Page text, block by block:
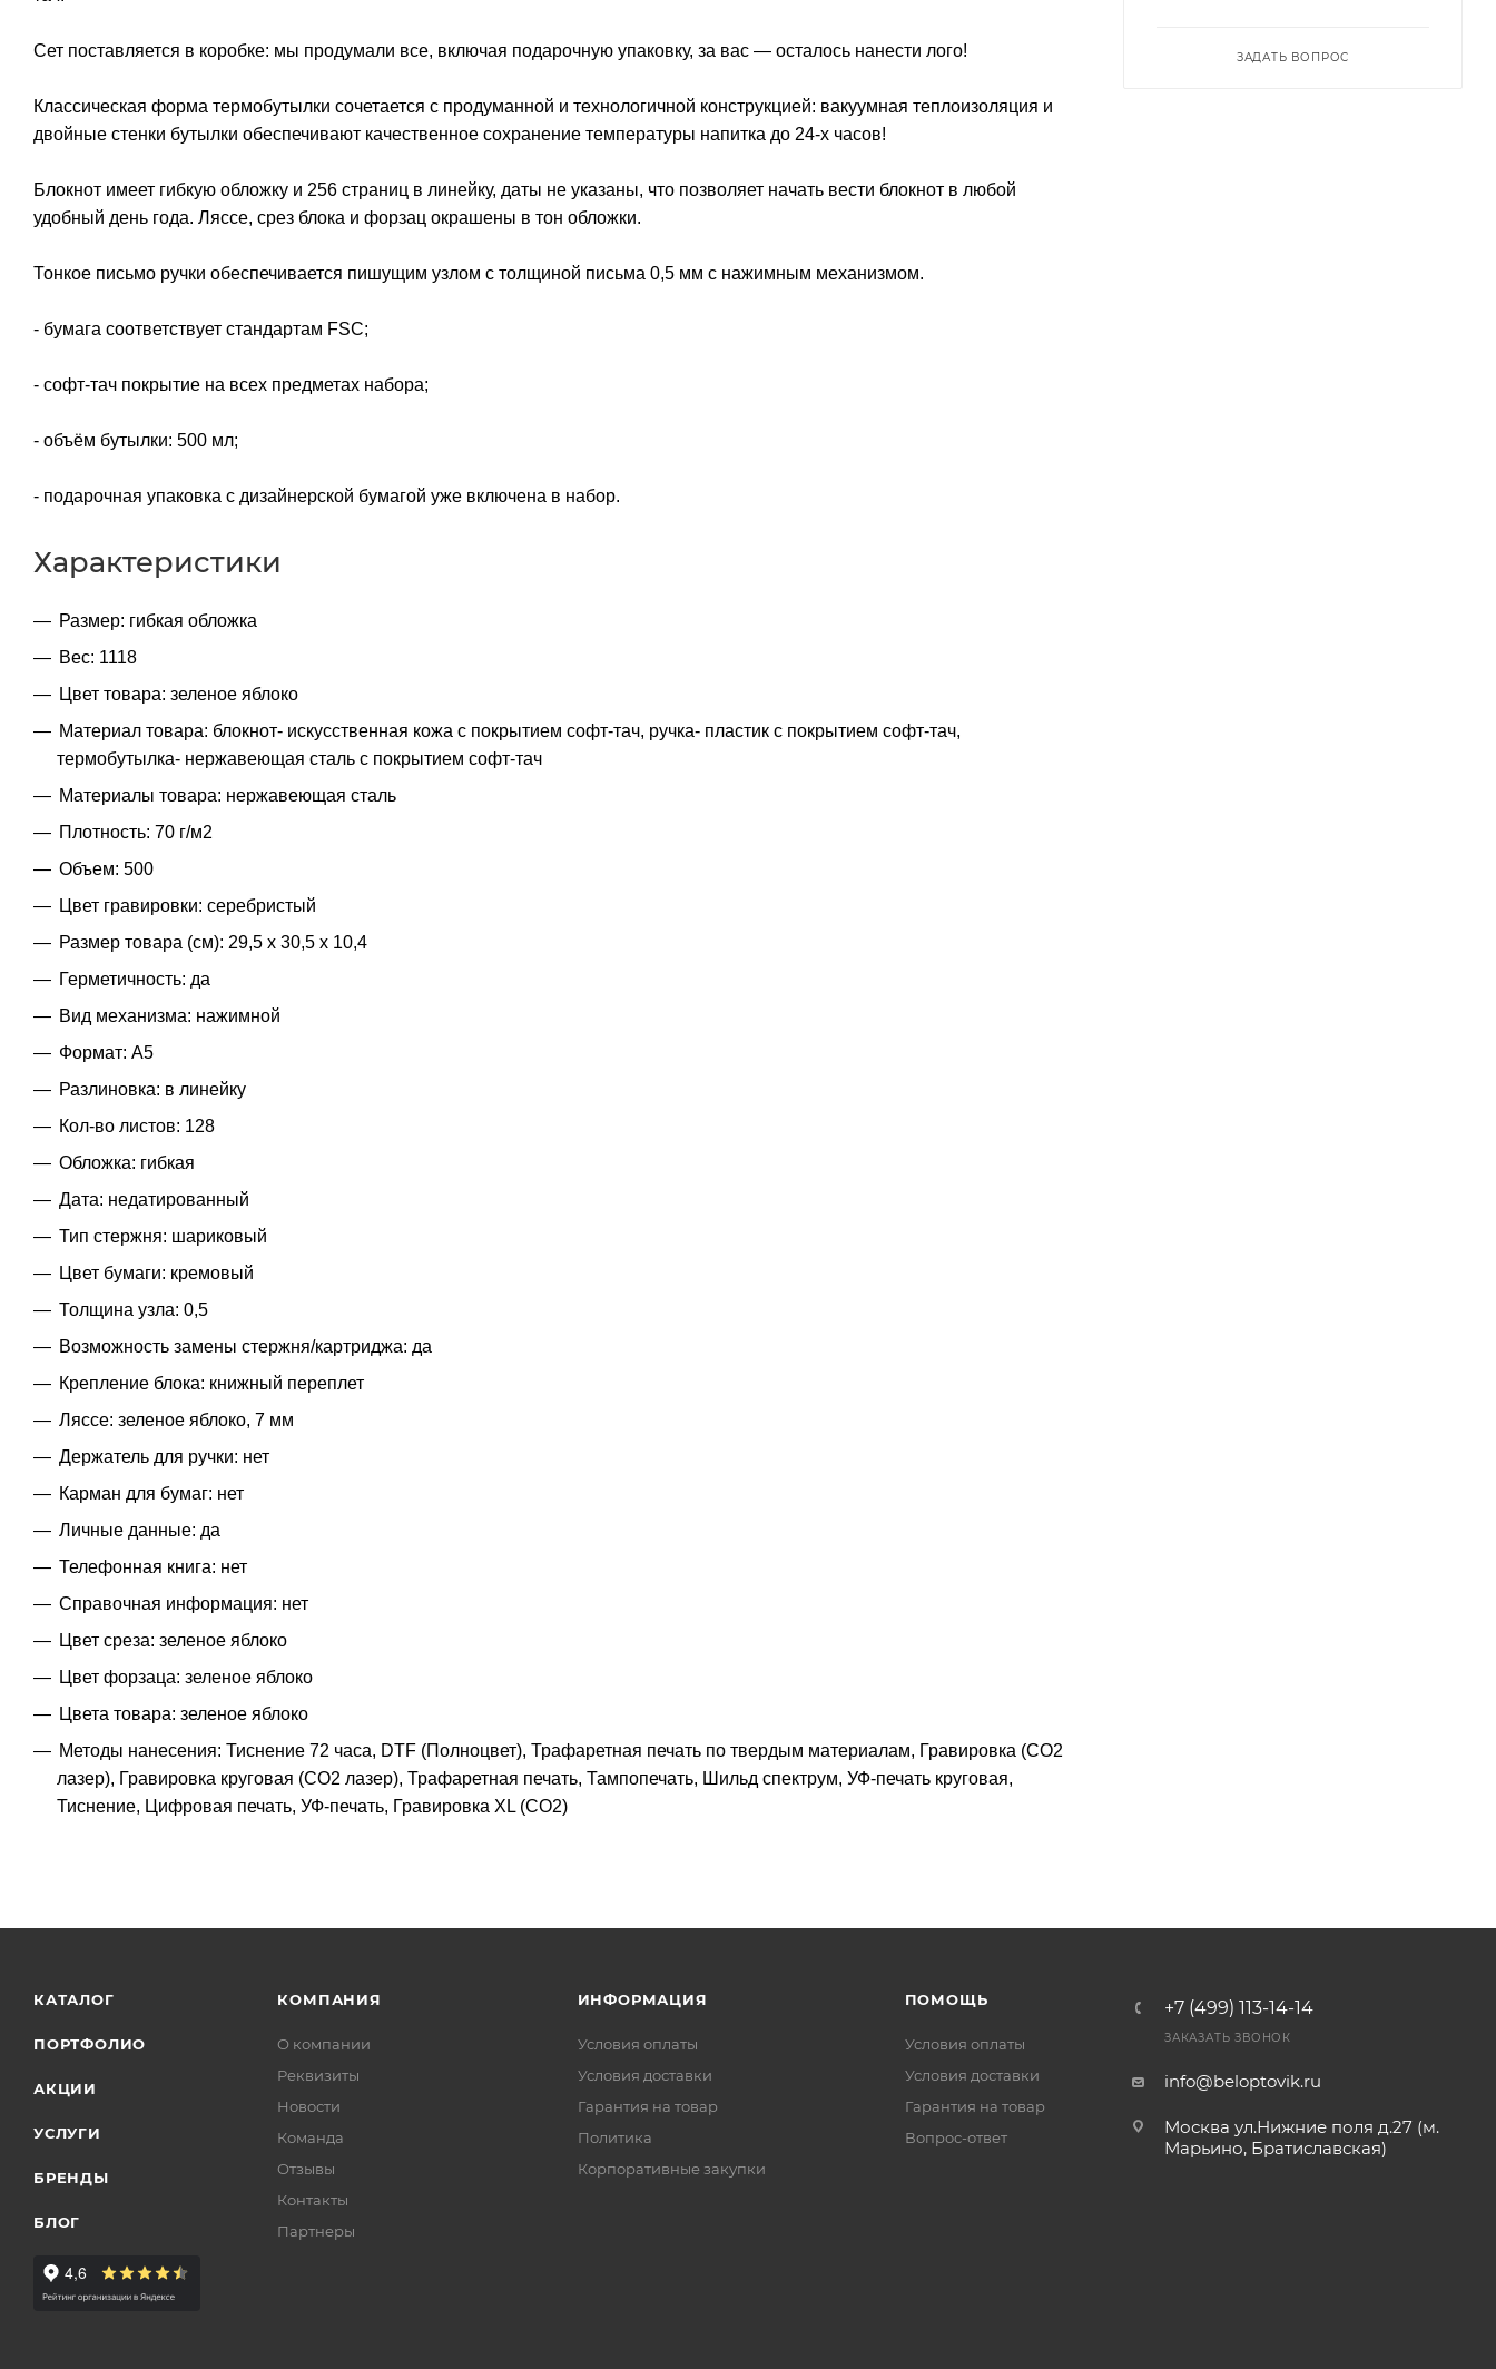
Сет поставляется в коробке: мы продумали все, включая подарочную упаковку, за вас — осталось нанести лого!
Классическая форма термобутылки сочетается с продуманной и технологичной конструкцией: вакуумная теплоизоляция и
двойные стенки бутылки обеспечивают качественное сохранение температуры напитка до 24-х часов!
Блокнот имеет гибкую обложку и 256 страниц в линейку, даты не указаны, что позволяет начать вести блокнот в любой
удобный день года. Ляссе, срез блока и форзац окрашены в тон обложки.
Тонкое письмо ручки обеспечивается пишущим узлом с толщиной письма 0,5 мм с нажимным механизмом.
- бумага соответствует стандартам FSC;
- софт-тач покрытие на всех предметах набора;
- объём бутылки: 500 мл;
- подарочная упаковка с дизайнерской бумагой уже включена в набор.
Характеристики
Размер: гибкая обложка
Вес: 1118
Цвет товара: зеленое яблоко
Материал товара: блокнот- искусственная кожа с покрытием софт-тач, ручка- пластик с покрытием софт-тач,
термобутылка- нержавеющая cталь с покрытием софт-тач
Материалы товара: нержавеющая cталь
Плотность: 70 г/м2
Объем: 500
Цвет гравировки: серебристый
Размер товара (см): 29,5 х 30,5 х 10,4
Герметичность: да
Вид механизма: нажимной
Формат: A5
Разлиновка: в линейку
Кол-во листов: 128
Обложка: гибкая
Дата: недатированный
Тип стержня: шариковый
Цвет бумаги: кремовый
Толщина узла: 0,5
Возможность замены стержня/картриджа: да
Крепление блока: книжный переплет
Ляссе: зеленое яблоко, 7 мм
Держатель для ручки: нет
Карман для бумаг: нет
Личные данные: да
Телефонная книга: нет
Справочная информация: нет
Цвет среза: зеленое яблоко
Цвет форзаца: зеленое яблоко
Цвета товара: зеленое яблоко
Методы нанесения: Тиснение 72 часа, DTF (Полноцвет), Трафаретная печать по твердым материалам, Гравировка (CO2
лазер), Гравировка круговая (CO2 лазер), Трафаретная печать, Тампопечать, Шильд спектрум, УФ-печать круговая,
Тиснение, Цифровая печать, УФ-печать, Гравировка XL (СО2)
ЗАДАТЬ ВОПРОС
КАТАЛОГ
ПОРТФОЛИО
АКЦИИ
УСЛУГИ
БРЕНДЫ
БЛОГ
КОМПАНИЯ
О компании
Реквизиты
Новости
Команда
Отзывы
Контакты
Партнеры
ИНФОРМАЦИЯ
Условия оплаты
Условия доставки
Гарантия на товар
Политика
Корпоративные закупки
ПОМОЩЬ
Условия оплаты
Условия доставки
Гарантия на товар
Вопрос-ответ
+7 (499) 113-14-14
ЗАКАЗАТЬ ЗВОНОК
info@beloptovik.ru
Москва ул.Нижние поля д.27 (м.
Марьино, Братиславская)